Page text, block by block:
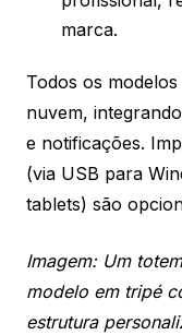
marca.
Todos os
nuvem,
e notificações.
(via USB para
tablets) são
Imagem: Um
modelo em tripé
estrutura